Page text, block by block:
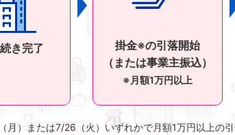
き完了
掛金※の引落開始
（または事業主振込）
※月額1万円以上
月）または7/26（火）いずれかで月額1万円以上の